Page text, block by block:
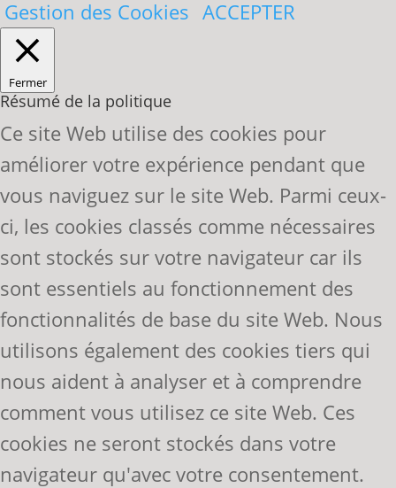
Gestion des Cookies ACCEPTER
Fermer
Résumé de la politique
Ce site Web utilise des cookies pour
améliorer votre expérience pendant que
vous naviguez sur le site Web. Parmi ceux-
ci, les cookies classés comme nécessaires
sont stockés sur votre navigateur car ils
sont essentiels au fonctionnement des
fonctionnalités de base du site Web. Nous
utilisons également des cookies tiers qui
nous aident à analyser et à comprendre
comment vous utilisez ce site Web. Ces
cookies ne seront stockés dans votre
navigateur qu'avec votre consentement.